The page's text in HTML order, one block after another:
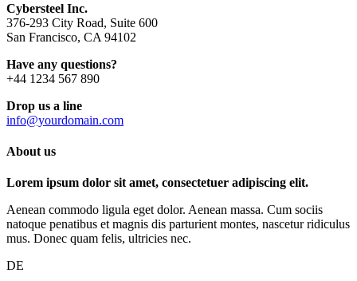
Cybersteel Inc.
376-293 City Road, Suite 600
San Francisco, CA 94102
Have any questions?
+44 1234 567 890
Drop us a line
info@yourdomain.com
About us
Lorem ipsum dolor sit amet, consectetuer adipiscing elit.
Aenean commodo ligula eget dolor. Aenean massa. Cum sociis
natoque penatibus et magnis dis parturient montes, nascetur ridiculus
mus. Donec quam felis, ultricies nec.
DE